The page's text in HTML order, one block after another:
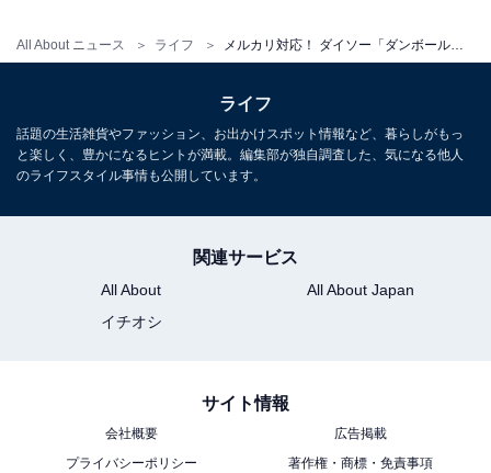
All About ニュース ライフ
商品を入れた後はフタをすることになりますが、一般的
ライフ
話題の生活雑貨やファッション、お出かけスポット情報など、暮らしがもっ
と楽しく、豊かになるヒントが満載。編集部が独自調査した、気になる他人
のライフスタイル事情も公開しています。
関連サービス
All About
All About Japan
イチオシ
サイト情報
会社概要
広告掲載
プライバシーポリシー
著作権・商標・免責事項